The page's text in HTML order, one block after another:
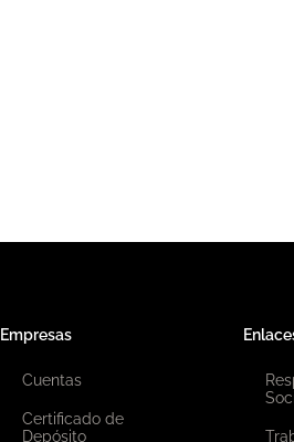
Empresas
Cuentas
Certificado de
Depósito